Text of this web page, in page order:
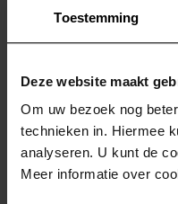
Toestemming
Deze website maakt
Om uw bezoek nog
technieken in. Hiermee
analyseren. U kunt de
Meer informatie over
Kerkelijke gezindte:
Toegangsnummer:
1702-09 Doop-, trouw-
1581-1910
Inventarisnummer :
13